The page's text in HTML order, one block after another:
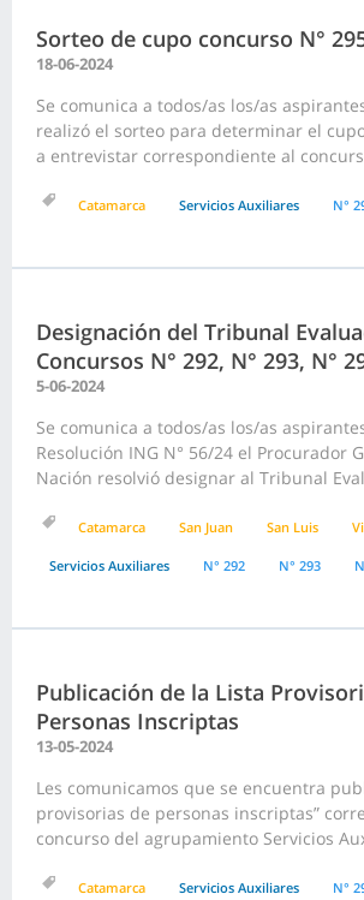
Sorteo de cupo concurso N°
18-06-2024
Se comunica a todos/as los/as
realizó el sorteo para determinar el
a entrevistar correspondiente al
Catamarca Servicios Auxiliares N°
Designación del Tribunal
Concursos N° 292, N° 293, N°
5-06-2024
Se comunica a todos/as los/as
Resolución ING N° 56/24 el Procurador
Nación resolvió designar al Tribunal
Catamarca San Juan San Luis
Servicios Auxiliares N° 292 N° 293
Publicación de la Lista
Personas Inscriptas
13-05-2024
Les comunicamos que se encuentra
provisorias de personas inscriptas”
concurso del agrupamiento Servicios
Catamarca Servicios Auxiliares N°